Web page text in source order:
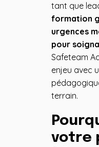
tant que
formation
urgences
pour
Safeteam
enjeu avec
terrain.
votre